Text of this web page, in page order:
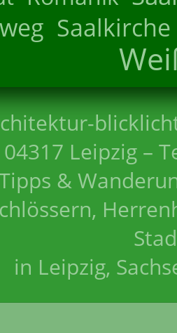
Saalkirche
04317 Leipzig –
&
in Leipzig,